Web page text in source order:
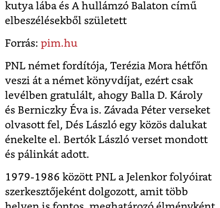
kutya lába és A hullámzó Balaton című
elbeszélésekből született
Forrás: pim.hu
PNL német fordítója, Terézia Mora hétfőn
veszi át a német könyvdíjat, ezért csak
levélben gratulált, ahogy Balla D. Károly
és Berniczky Éva is. Závada Péter verseket
olvasott fel, Dés László egy közös dalukat
énekelte el. Bertók László verset mondott
és pálinkát adott.
1979-1986 között PNL a Jelenkor folyóirat
szerkesztőjeként dolgozott, amit több